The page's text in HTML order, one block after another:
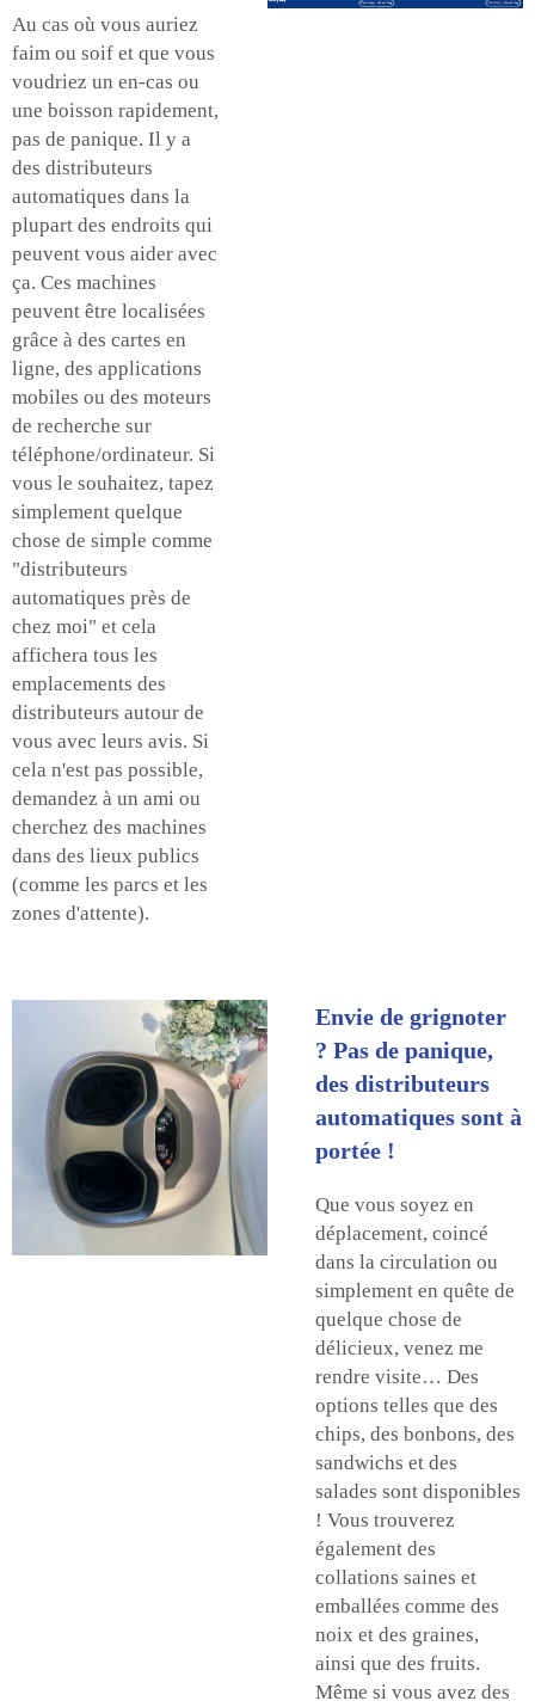
Au cas où vous auriez
faim ou soif et que vous
voudriez un en-cas ou
une boisson rapidement,
pas de panique. Il y a
des distributeurs
automatiques dans la
plupart des endroits qui
peuvent vous aider avec
ça. Ces machines
peuvent être localisées
grâce à des cartes en
ligne, des applications
mobiles ou des moteurs
de recherche sur
téléphone/ordinateur. Si
vous le souhaitez, tapez
simplement quelque
chose de simple comme
"distributeurs
automatiques près de
chez moi" et cela
affichera tous les
emplacements des
distributeurs autour de
vous avec leurs avis. Si
cela n'est pas possible,
demandez à un ami ou
cherchez des machines
dans des lieux publics
(comme les parcs et les
zones d'attente).
Envie de grignoter
? Pas de panique,
des distributeurs
automatiques sont à
portée !
Que vous soyez en
déplacement, coincé
dans la circulation ou
simplement en quête de
quelque chose de
délicieux, venez me
rendre visite… Des
options telles que des
chips, des bonbons, des
sandwichs et des
salades sont disponibles
! Vous trouverez
également des
collations saines et
emballées comme des
noix et des graines,
ainsi que des fruits.
Même si vous avez des